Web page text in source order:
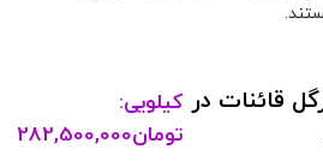
قائنات در کیلویی:
تومان282,500,000